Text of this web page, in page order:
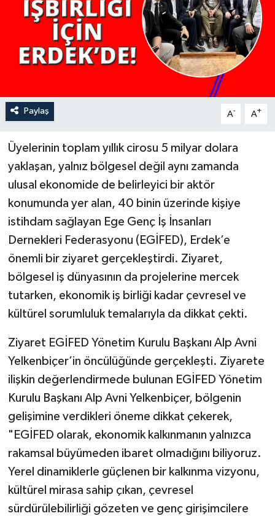
Paylaş A- A+
Üyelerinin toplam yıllık cirosu 5 milyar dolara
yaklaşan, yalnız bölgesel değil aynı zamanda
ulusal ekonomide de belirleyici bir aktör
konumunda yer alan, 40 binin üzerinde kişiye
istihdam sağlayan Ege Genç İş İnsanları
Dernekleri Federasyonu (EGİFED), Erdek’e
önemli bir ziyaret gerçekleştirdi. Ziyaret,
bölgesel iş dünyasının da projelerine mercek
tutarken, ekonomik iş birliği kadar çevresel ve
kültürel sorumluluk temalarıyla da dikkat çekti.
Ziyaret EGİFED Yönetim Kurulu Başkanı Alp Avni
Yelkenbiçer’in öncülüğünde gerçekleşti. Ziyarete
ilişkin değerlendirmede bulunan EGİFED Yönetim
Kurulu Başkanı Alp Avni Yelkenbiçer, bölgenin
gelişimine verdikleri öneme dikkat çekerek,
"EGİFED olarak, ekonomik kalkınmanın yalnızca
rakamsal büyümeden ibaret olmadığını biliyoruz.
Yerel dinamiklerle güçlenen bir kalkınma vizyonu,
kültürel mirasa sahip çıkan, çevresel
sürdürülebilirliği gözeten ve genç girişimcilere